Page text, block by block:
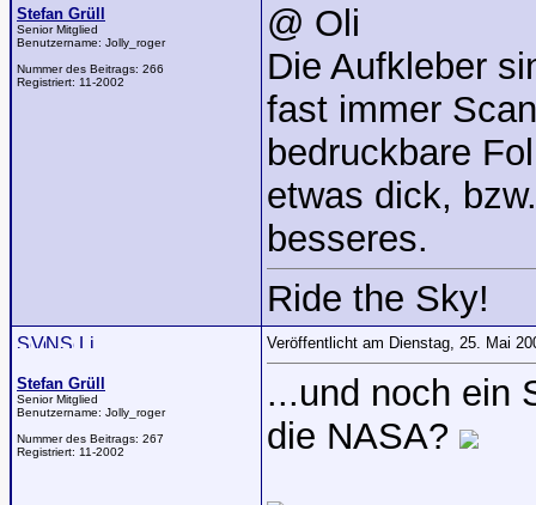
Stefan Grüll
Senior Mitglied
Benutzername: Jolly_roger
Nummer des Beitrags: 266
Registriert: 11-2002
@ Oli
Die Aufkleber
fast immer
bedruckbare
etwas dick,
besseres.
Ride the Sky!
Stefan Grüll
Senior Mitglied
Benutzername: Jolly_roger
Nummer des Beitrags: 267
Registriert: 11-2002
Veröffentlicht am Dienstag, 25. Mai
...und noch ein
die NASA?